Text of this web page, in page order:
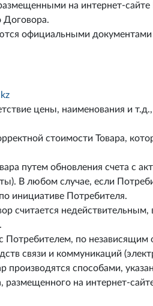
на интернет-
Договора.
официальными
цены, наименования и
стоимости Товара,
путем обновления счета с
В любом случае, если
инициативе Потребителя.
недействительным,
по независящим
связи и коммуникаций
способами,
на интернет-